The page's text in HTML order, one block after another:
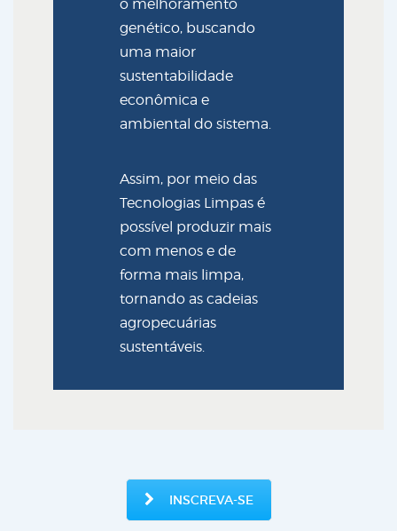
o melhoramento
genético, buscando
uma maior
sustentabilidade
econômica e
ambiental do sistema.
Assim, por meio das
Tecnologias Limpas é
possível produzir mais
com menos e de
forma mais limpa,
tornando as cadeias
agropecuárias
sustentáveis.
INSCREVA-SE